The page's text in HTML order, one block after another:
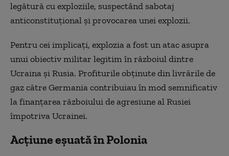
legătură cu exploziile, suspectând sabotaj
anticonstituțional și provocarea unei explozii.
Pentru cei implicați, explozia a fost un atac asupra
unui obiectiv militar legitim în războiul dintre
Ucraina și Rusia. Profiturile obținute din livrările de
gaz către Germania contribuiau în mod semnificativ
la finanțarea războiului de agresiune al Rusiei
împotriva Ucrainei.
Acțiune eșuată în Polonia